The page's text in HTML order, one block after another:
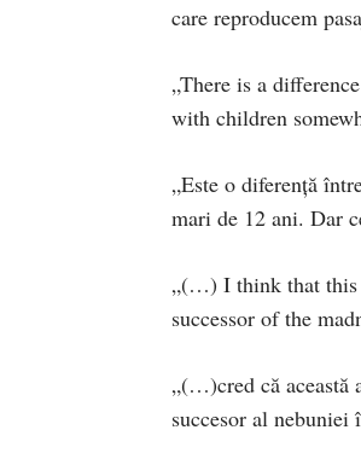
care reproducem
„There is a
with children
„Este o diferenţă
mari de 12 ani. Dar
„(…) I think that this
successor of the
„(…)cred că această
succesor al